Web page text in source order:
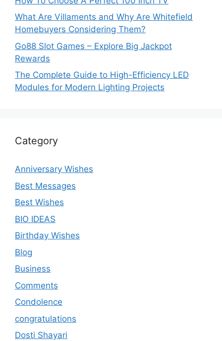
What Are Villaments and Why Are Whitefield
Homebuyers Considering Them?
Go88 Slot Games – Explore Big Jackpot
Rewards
The Complete Guide to High-Efficiency LED
Modules for Modern Lighting Projects
Category
Anniversary Wishes
Best Messages
Best Wishes
BIO IDEAS
Birthday Wishes
Blog
Business
Comments
Condolence
congratulations
Dosti Shayari